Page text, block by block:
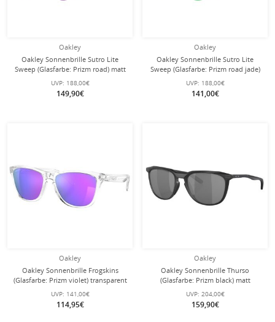
Oakley
Oakley Sonnenbrille Sutro Lite
Sweep (Glasfarbe: Prizm road) matt
weiss 946516 - 1 Brille mit
Hartschalenetui
UVP: 188,00€
149,90€
Oakley
Oakley Sonnenbrille Sutro Lite
Sweep (Glasfarbe: Prizm road jade)
matt weiss 946504 - 1 Brille mit
Hartschalenetui
UVP: 188,00€
141,00€
Oakley
Oakley Sonnenbrille Frogskins
(Glasfarbe: Prizm violet) transparent
glänzend/violett 9013H7 - 1 Brille
UVP: 141,00€
114,95€
Oakley
Oakley Sonnenbrille Thurso
(Glasfarbe: Prizm black) matt
schwarz - 1 Brille
UVP: 204,00€
159,90€